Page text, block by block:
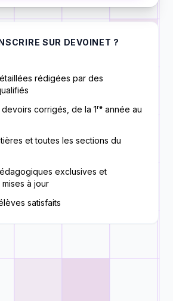
SUR DEVOINET ?
rédigées par des
corrigés, de la 1ʳᵉ année au
et toutes les sections du
exclusives et
à jour
satisfaits